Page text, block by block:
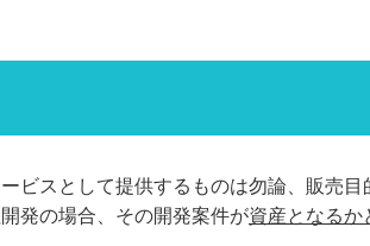
ビスとして提供するものは勿論、販売
発の場合、その開発案件が資産となるか